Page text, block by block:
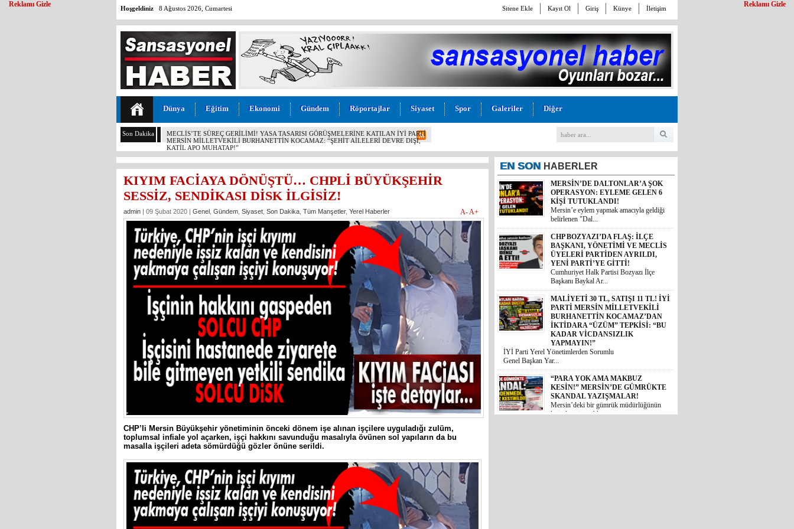
Hoşgeldiniz 8 Ağustos 2026, Cumartesi Sitene Ekle Kayıt Ol Giriş Künye İletişim
Dünya Eğitim Ekonomi Gündem Röportajlar Siyaset Spor Galeriler Diğer
Son Dakika MERSİN’DE DALTONLAR’A ŞOK OPERASYON: EYLEME GELEN 6 KİŞİ TUTUKLANDI!
KIYIM FACİAYA DÖNÜŞTÜ… CHPLİ BÜYÜKŞEHİR
SESSİZ, SENDİKASI DİSK İLGİSİZ!
admin | 09 Şubat 2020 | Genel Gündem Siyaset Son Dakika Tüm Manşetler, Yerel Haberler A-A+
CHP’li Mersin Büyükşehir yönetiminin önceki dönem işe alınan işçilere uyguladığı zulüm,
toplumsal infiale yol açarken, işçi hakkını savunduğu masalıyla övünen sol yapıların da bu
masalla işçileri adeta sömürdüğü gözler önüne serildi.
EN SON HABERLER
MERSİN’DE DALTONLAR’A ŞOK
OPERASYON: EYLEME GELEN 6
KİŞİ TUTUKLANDI!
Mersin’e eylem yapmak amacıyla geldiği
belirlenen "Dal...
CHP BOZYAZI’DA FLAŞ: İLÇE
BAŞKANI, YÖNETİMİ VE MECLİS
ÜYELERİ PARTİDEN AYRILDI,
YENİ PARTİ’YE GİTTİ!
Cumhuriyet Halk Partisi Bozyazı İlçe
Başkanı Baykal Ar...
MALİYETİ 30 TL, SATIŞI 11 TL! İYİ
PARTİ MERSİN MİLLETVEKİLİ
BURHANETTİN KOCAMAZ’DAN
İKTİDARA “ÜZÜM” TEPKİSİ: “BU
KADAR VİCDANSIZLIK
YAPMAYIN!”
İYİ Parti Yerel Yönetimlerden Sorumlu
Genel Başkan Yar...
“PARA YOK AMA MAKBUZ
KESİN!” MERSİN’DE GÜMRÜKTE
SKANDAL YAZIŞMALAR!
Mersin’deki bir gümrük müdürlüğünün
kesinleşmiş mahkem...
Reklamı Gizle
Reklamı Gizle